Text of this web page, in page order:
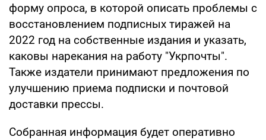
форму опроса, в которой описать проблемы с
восстановлением подписных тиражей на
2022 год на собственные издания и указать,
каковы нарекания на работу "Укрпочты".
Также издатели принимают предложения по
улучшению приема подписки и почтовой
доставки прессы.
Собранная информация будет оперативно